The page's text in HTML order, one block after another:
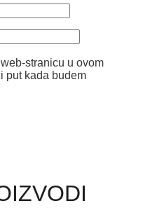
stranicu u ovom
put kada budem